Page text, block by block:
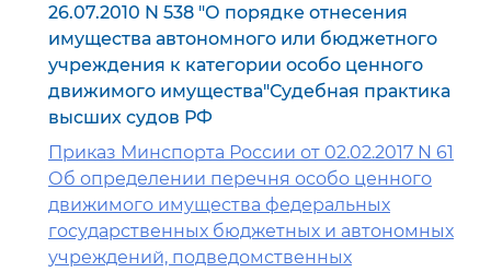
26.07.2010 N 538 "О порядке отнесения
имущества автономного или бюджетного
учреждения к категории особо ценного
движимого имущества"Судебная практика
высших судов РФ
Приказ Минспорта России от 02.02.2017 N 61
Об определении перечня особо ценного
движимого имущества федеральных
государственных бюджетных и автономных
учреждений, подведомственных